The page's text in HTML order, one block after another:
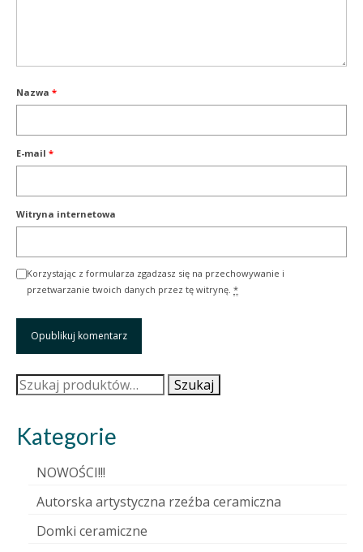
Nazwa *
E-mail *
Witryna internetowa
Korzystając z formularza zgadzasz się na przechowywanie i
przetwarzanie twoich danych przez tę witrynę. *
Szukaj: Szukaj
Kategorie
NOWOŚCI!!!
Autorska artystyczna rzeźba ceramiczna
Domki ceramiczne